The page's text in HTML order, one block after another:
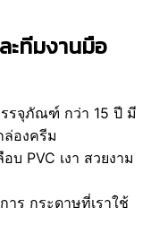
ทีมงานมือ
รจุภัณฑ์ กว่า 15 ปี มี
องครีม
บ PVC เงา สวยงาม
ร กระดาษที่เราใช้